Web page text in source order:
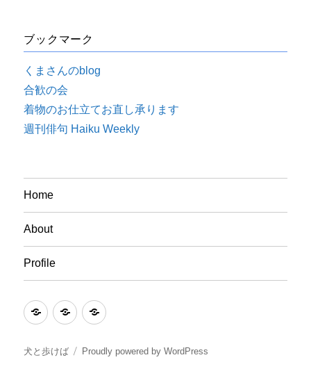
ブックマーク
くまさんのblog
合歓の会
着物のお仕立てお直し承ります
週刊俳句 Haiku Weekly
Home
About
Profile
HomeAboutProfile
犬と歩けば Proudly powered by WordPress